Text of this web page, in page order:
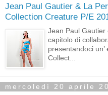
Jean Paul Gautier & La
Collection Creature P/E
Jean Paul
capitolo di
presentandoci
Collect...
mercoledì 20 aprile